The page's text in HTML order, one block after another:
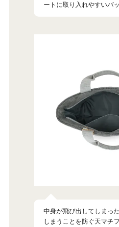
ートに取り入れやすいバ
中身が飛び出してしまっ
しまうことを防ぐ天マチ